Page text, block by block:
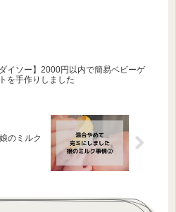
ダイソー】2000円以内で簡易ベビーゲ
を手作りしました
のミルク